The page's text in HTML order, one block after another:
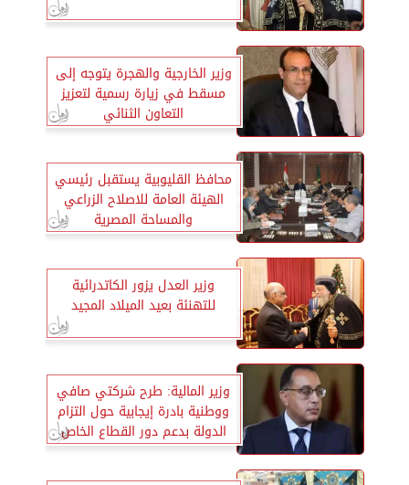
وزير الخارجية والهجرة يتوجه إلى
مسقط في زيارة رسمية لتعزيز
التعاون الثنائي
محافظ القليوبية يستقبل رئيسي
الهيئة العامة للاصلاح الزراعي
والمساحة المصرية
وزير العدل يزور الكاتدرائية
للتهنئة بعيد الميلاد المجيد
وزير المالية: طرح شركتي صافي
ووطنية بادرة إيجابية حول التزام
الدولة بدعم دور القطاع الخاص